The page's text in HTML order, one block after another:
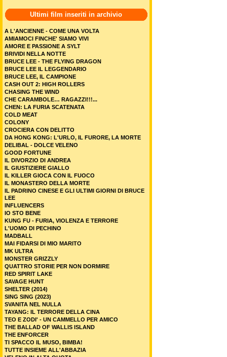
Ultimi film inseriti in archivio
A L'ANCIENNE - COME UNA VOLTA
AMIAMOCI FINCHE' SIAMO VIVI
AMORE E PASSIONE A SYLT
BRIVIDI NELLA NOTTE
BRUCE LEE - THE FLYING DRAGON
BRUCE LEE IL LEGGENDARIO
BRUCE LEE, IL CAMPIONE
CASH OUT 2: HIGH ROLLERS
CHASING THE WIND
CHE CARAMBOLE… RAGAZZI!!!...
CHEN: LA FURIA SCATENATA
COLD MEAT
COLONY
CROCIERA CON DELITTO
DA HONG KONG: L'URLO, IL FURORE, LA MORTE
DELIBAL - DOLCE VELENO
GOOD FORTUNE
IL DIVORZIO DI ANDREA
IL GIUSTIZIERE GIALLO
IL KILLER GIOCA CON IL FUOCO
IL MONASTERO DELLA MORTE
IL PADRINO CINESE E GLI ULTIMI GIORNI DI BRUCE
LEE
INFLUENCERS
IO STO BENE
KUNG FU - FURIA, VIOLENZA E TERRORE
L'UOMO DI PECHINO
MADBALL
MAI FIDARSI DI MIO MARITO
MK ULTRA
MONSTER GRIZZLY
QUATTRO STORIE PER NON DORMIRE
RED SPIRIT LAKE
SAVAGE HUNT
SHELTER (2014)
SING SING (2023)
SVANITA NEL NULLA
TAYANG: IL TERRORE DELLA CINA
TEO E ZODI' - UN CAMMELLO PER AMICO
THE BALLAD OF WALLIS ISLAND
THE ENFORCER
TI SPACCO IL MUSO, BIMBA!
TUTTE INSIEME ALL'ABBAZIA